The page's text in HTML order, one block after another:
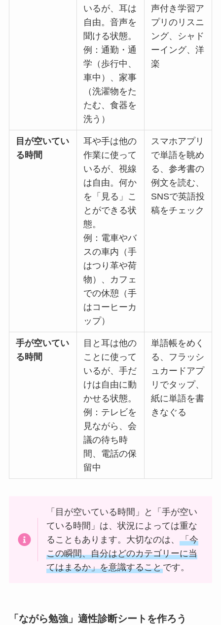
いるが、耳は
自由。音声を
聞ける状態。
例：通勤・通
学（歩行中、
車中）、家事
（洗濯物をた
たむ、食器を
洗う）
声付き学習ア
プリのリスニ
ング、シャド
ーイング、洋
楽
目が空いてい
る時間
耳や手は他の
作業に使って
いるが、視線
は自由。何か
を「見る」こ
とができる状
態。
例：電車やバ
スの車内（手
はつり革や荷
物）、カフェ
での休憩（手
はコーヒーカ
ップ）
スマホアプリ
で単語を眺め
る、参考書の
例文を読む、
SNSで英語投
稿をチェック
手が空いてい
る時間
目と耳は他の
ことに使って
いるが、手だ
けは自由に動
かせる状態。
例：テレビを
見ながら、会
議の待ち時
間、電話の保
留中
単語帳をめく
る、フラッシ
ュカードアプ
リでタップ、
紙に単語を書
きなぐる
「目が空いている時間」と「手が空い
ている時間」は、状況によっては重な
ることもあります。大切なのは、「今
この瞬間、自分はどのカテゴリーに当
てはまるか」を意識することです。
「ながら勉強」適性診断シートを作ろう